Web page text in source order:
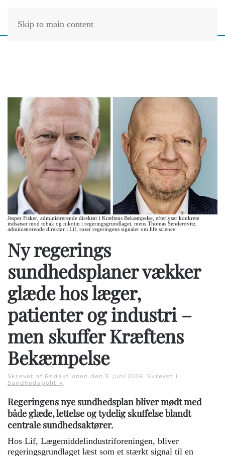
Skip to main content
Jesper Fisker, administrerende direktør i Kræftens Bekæmpelse, efterlyser konkrete
indsatser mod tobak og nikotin i regeringsgrundlaget, mens Thomas Senderovitz,
administrerende direktør i Lif, roser regeringens signaler om life science.
Ny regerings
sundhedsplaner vækker
glæde hos læger,
patienter og industri –
men skuffer Kræftens
Bekæmpelse
Skrevet af Redaktionen den3. juni 2026. Skrevet i
Sundhedspolitik.
Regeringens nye sundhedsplan bliver mødt med
både glæde, lettelse og tydelig skuffelse blandt
centrale sundhedsaktører.
Hos Lif, Lægemiddelindustriforeningen, bliver
regeringsgrundlaget læst som et stærkt signal til en